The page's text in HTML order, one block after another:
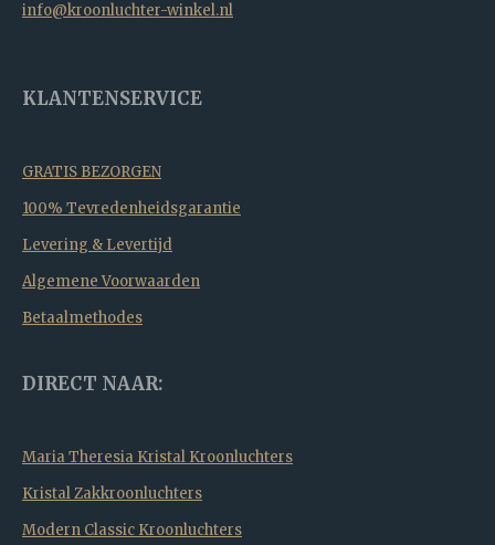
info@kroonluchter-winkel.nl
KLANTENSERVICE
GRATIS BEZORGEN
100% Tevredenheidsgarantie
Levering & Levertijd
Algemene Voorwaarden
Betaalmethodes
DIRECT NAAR:
Maria Theresia Kristal Kroonluchters
Kristal Zakkroonluchters
Modern Classic Kroonluchters